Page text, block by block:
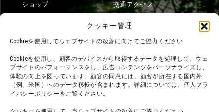
クッキー管理
Cookieを使用してウェブサイトの改善に向けてご協力ください
Cookieを使用し、顧客のデバイスから取得するデータを処理して、ウェ
ブサイトのパフォーマンスをし、広告コンテンツをパーソナライズし、
体験の向上を図っています。顧客の同意には、顧客が所在する国内外
（例、米国）へのデータ移転が含まれます。詳細については、個人プラ
イバシーポリシーをご覧ください。
ショップ 交通アクセス
団体利用について メディア掲載実績